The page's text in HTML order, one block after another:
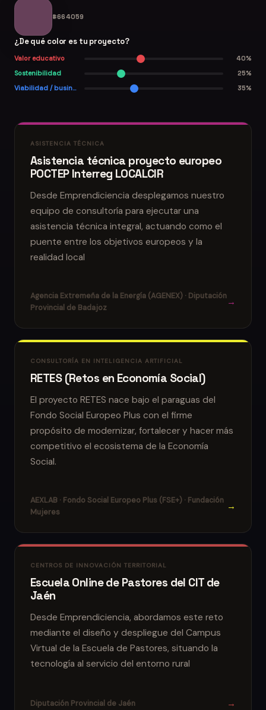
#664059
¿De qué color es tu proyecto?
Valor educativo
40%
Sostenibilidad
25%
Viabilidad / business
35%
ASISTENCIA TÉCNICA
Asistencia técnica proyecto europeo
POCTEP Interreg LOCALCIR
Desde Emprendiciencia desplegamos nuestro
equipo de consultoría para ejecutar una
asistencia técnica integral, actuando como el
puente entre los objetivos europeos y la
realidad local
Agencia Extremeña de la Energía (AGENEX) · Diputación
Provincial de Badajoz
→
CONSULTORÍA EN INTELIGENCIA ARTIFICIAL
RETES (Retos en Economía Social)
El proyecto RETES nace bajo el paraguas del
Fondo Social Europeo Plus con el firme
propósito de modernizar, fortalecer y hacer más
competitivo el ecosistema de la Economía
Social.
AEXLAB · Fondo Social Europeo Plus (FSE+) · Fundación
Mujeres
→
CENTROS DE INNOVACIÓN TERRITORIAL
Escuela Online de Pastores del CIT de
Jaén
Desde Emprendiciencia, abordamos este reto
mediante el diseño y despliegue del Campus
Virtual de la Escuela de Pastores, situando la
tecnología al servicio del entorno rural
Diputación Provincial de Jaén →